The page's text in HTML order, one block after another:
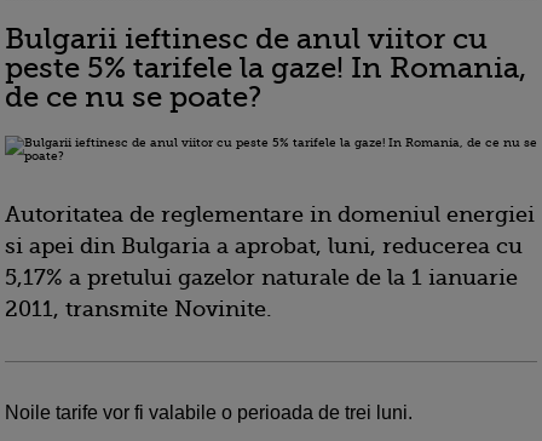
Bulgarii ieftinesc de anul viitor cu
peste 5% tarifele la gaze! In Romania,
de ce nu se poate?
Autoritatea de reglementare in domeniul energiei
si apei din Bulgaria a aprobat, luni, reducerea cu
5,17% a pretului gazelor naturale de la 1 ianuarie
2011, transmite Novinite.
Noile tarife vor fi valabile o perioada de trei luni.